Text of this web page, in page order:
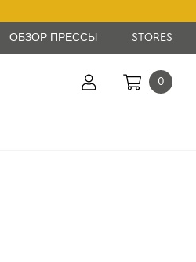
ОБЗОР ПРЕССЫ STORES
0